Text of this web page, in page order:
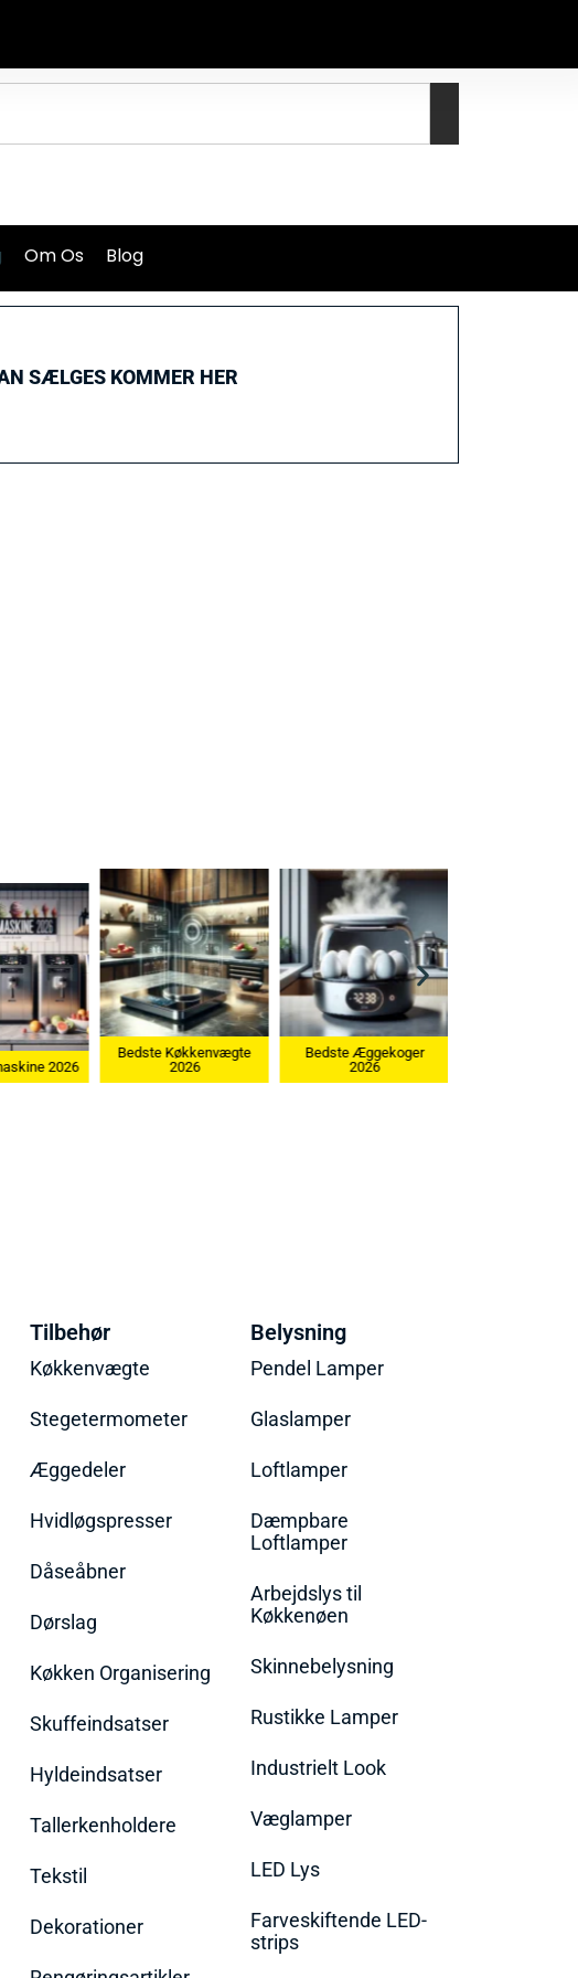
Om Os Blog
SÆLGES KOMMER HER
2026
Bedste Køkkenvægte
2026
Bedste Æggekoger
2026
Tilbehør
Køkkenvægte
Stegetermometer
Æggedeler
Hvidløgspresser
Dåseåbner
Dørslag
Køkken Organisering
Skuffeindsatser
Hyldeindsatser
Tallerkenholdere
Tekstil
Dekorationer
Belysning
Pendel Lamper
Glaslamper
Loftlamper
Dæmpbare
Loftlamper
Arbejdslys til
Køkkenøen
Skinnebelysning
Rustikke Lamper
Industrielt Look
Væglamper
LED Lys
Farveskiftende LED-
strips